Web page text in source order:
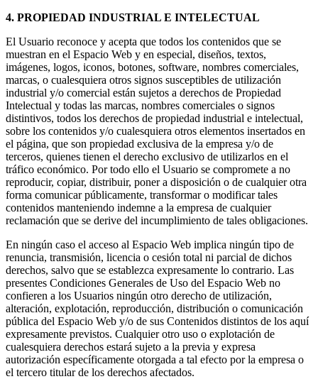
4. PROPIEDAD INDUSTRIAL E INTELECTUAL
El Usuario reconoce y acepta que todos los contenidos que se
muestran en el Espacio Web y en especial, diseños, textos,
imágenes, logos, iconos, botones, software, nombres comerciales,
marcas, o cualesquiera otros signos susceptibles de utilización
industrial y/o comercial están sujetos a derechos de Propiedad
Intelectual y todas las marcas, nombres comerciales o signos
distintivos, todos los derechos de propiedad industrial e intelectual,
sobre los contenidos y/o cualesquiera otros elementos insertados en
el página, que son propiedad exclusiva de la empresa y/o de
terceros, quienes tienen el derecho exclusivo de utilizarlos en el
tráfico económico. Por todo ello el Usuario se compromete a no
reproducir, copiar, distribuir, poner a disposición o de cualquier otra
forma comunicar públicamente, transformar o modificar tales
contenidos manteniendo indemne a la empresa de cualquier
reclamación que se derive del incumplimiento de tales obligaciones.
En ningún caso el acceso al Espacio Web implica ningún tipo de
renuncia, transmisión, licencia o cesión total ni parcial de dichos
derechos, salvo que se establezca expresamente lo contrario. Las
presentes Condiciones Generales de Uso del Espacio Web no
confieren a los Usuarios ningún otro derecho de utilización,
alteración, explotación, reproducción, distribución o comunicación
pública del Espacio Web y/o de sus Contenidos distintos de los aquí
expresamente previstos. Cualquier otro uso o explotación de
cualesquiera derechos estará sujeto a la previa y expresa
autorización específicamente otorgada a tal efecto por la empresa o
el tercero titular de los derechos afectados.